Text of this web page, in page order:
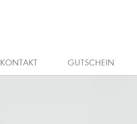
KONTAKT GUTSCHEIN